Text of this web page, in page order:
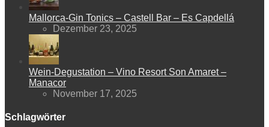
Mallorca-Gin Tonics – Castell Bar – Es Capdellá
Dezember 23, 2025
Wein-Degustation – Vino Resort Son Amaret –
Manacor
November 17, 2025
Schlagwörter